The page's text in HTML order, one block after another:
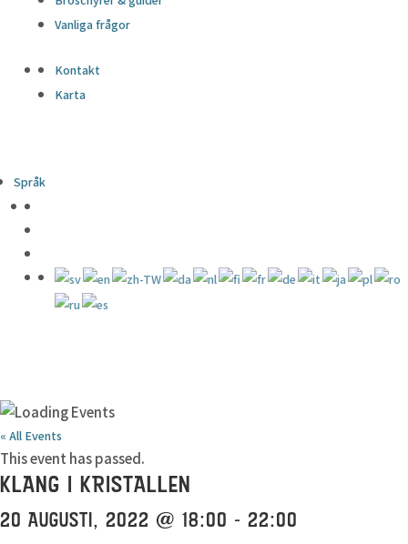
Vanliga frågor
Kontakt
Karta
Språk
« All Events
This event has passed.
KLANG I KRISTALLEN
20 AUGUSTI, 2022 @ 18:00 - 22:00